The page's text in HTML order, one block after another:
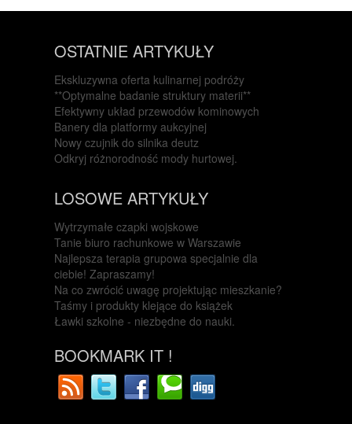
OSTATNIE ARTYKUŁY
Ekskluzywna oferta kulinarnej podróży
**Optymalne badanie struktury materii**
Efektywny układ przewodów kominowych
Banery dla platformy aukcyjnej
Nowy czujnik do silnika deutz
Odkryj różnorodność mody hurtowej.
LOSOWE ARTYKUŁY
Wytrzymałe czapki wojskowe
Tanie biuro rachunkowe w Warszawie
Najlepsza terapia grupowa specjalnie dla
ciebie! Zapraszamy!
Na co zwrócić uwagę projektując mieszkanie?
Taśmy i produkty klejące do książek
Ławki szkolne - niezbędne do nauki.
BOOKMARK IT !